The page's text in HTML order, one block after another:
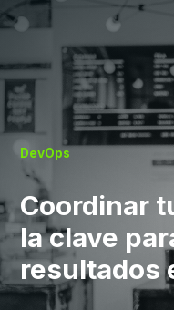
DevOps
Coordinar
la clave
resultados